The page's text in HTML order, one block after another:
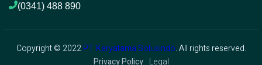
(0341) 488 890
Copyright © 2022PT. Karyatama Solusindo. All rights reserved.
Privacy Policy Legal